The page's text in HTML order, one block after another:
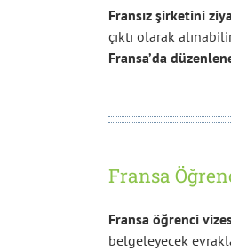
Fransız şirketini
çıktı olarak
Fransa’da
Fransa
Fransa öğrenci
belgeleyecek